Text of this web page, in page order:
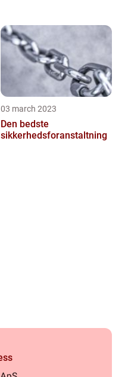
03 march 2023
Den bedste
sikkerhedsforanstaltning